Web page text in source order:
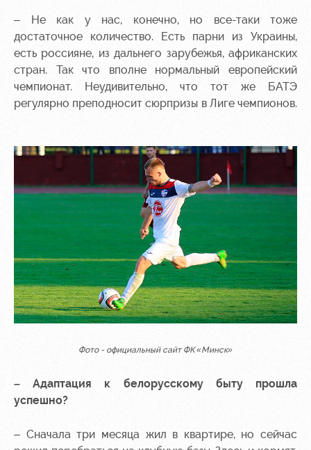
– Не как у нас, конечно, но все-таки тоже
достаточное количество. Есть парни из Украины,
есть россияне, из дальнего зарубежья, африканских
стран. Так что вполне нормальный европейский
чемпионат. Неудивительно, что тот же БАТЭ
регулярно преподносит сюрпризы в Лиге чемпионов.
Фото - официальный сайт ФК «Минск»
– Адаптация к белорусскому быту прошла
успешно?
– Сначала три месяца жил в квартире, но сейчас